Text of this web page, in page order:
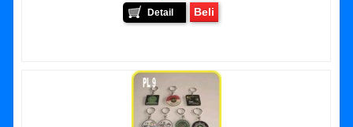
Detail
Beli